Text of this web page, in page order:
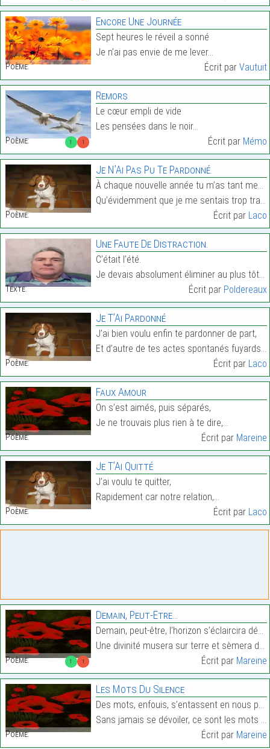
Poème:
Encore Une Journée
Sept heures le réveil a sonné
Je n’ai pas envie de me lever…
Écrit par Vautuit
1 1
Poème:
Remors
Le cœur empli de vide
Les pensées dans le noir…
Écrit par Mémo
Poème:
Je N’Ai Pas Pu Te Pardonné.
À chaque nouvelle année tu m’as tant menti,
Qu’évidemment que je me sentais trop trahi,…
Écrit par Laco
Texte:
Une Faute De Distraction.
C’était l’été.
Je devais absolument éliminer au plus tôt ce plat …
Écrit par Poldereaux
Poème:
Je T’Ai Pardonné
J’ai bien voulu enfin te pardonner de part,
Et d’autre de tes actes spontanés fuyards,…
Écrit par Laco
Poème:
Faux Amour
On s’est aimés, puis séparés,
Je ne trouvais plus rien à te dire,…
Écrit par Mareine
Poème:
Je T’Ai Quitté
J’ai voulu te quitter,
Rapidement car notre relation,…
Écrit par Laco
1 1
Poème:
Demain, Peut-Être…
Demain, peut-être, l’horizon s’éclaircira dés le l
Une divinité musera sur terre et sèmera de jolies …
Écrit par Mareine
Poème:
Les Mots Du Silence
Des mots, enfouis, s’entassent en nous pêle-mêle,
Sans jamais se dévoiler, ce sont les mots du silen…
Écrit par Mareine